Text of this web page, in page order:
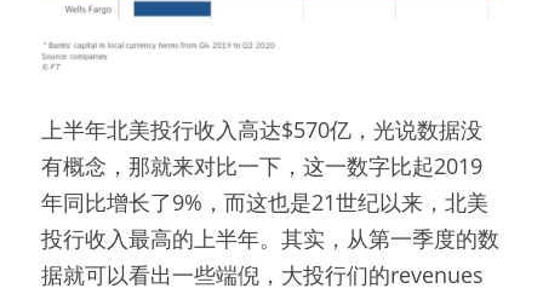
上半年北美投行收入高达$570亿，光说数据没
有概念，那就来对比一下，这一数字比起2019
年同比增长了9%，而这也是21世纪以来，北美
投行收入最高的上半年。其实，从第一季度的数
据就可以看出一些端倪，大投行们的revenues